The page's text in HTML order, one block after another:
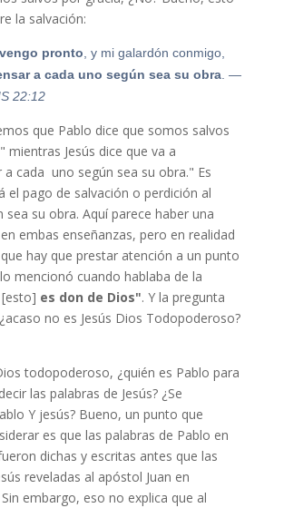
la salvación:
pronto , y mi galardón conmigo,
a cada uno según sea su obra. —
22:12
que Pablo dice que somos salvos
mientras Jesús dice que va a
a cada uno según sea su obra." Es
el pago de salvación o perdición al
sea su obra. Aquí parece haber una
embas enseñanzas, pero en realidad
hay que prestar atención a un punto
mencionó cuando hablaba de la
[esto] es don de Dios". Y la pregunta
no es Jesús Dios Todopoderoso?
todopoderoso, ¿quién es Pablo para
las palabras de Jesús? ¿Se
Y jesús? Bueno, un punto que
es que las palabras de Pablo en
dichas y escritas antes que las
reveladas al apóstol Juan en
embargo, eso no explica que al